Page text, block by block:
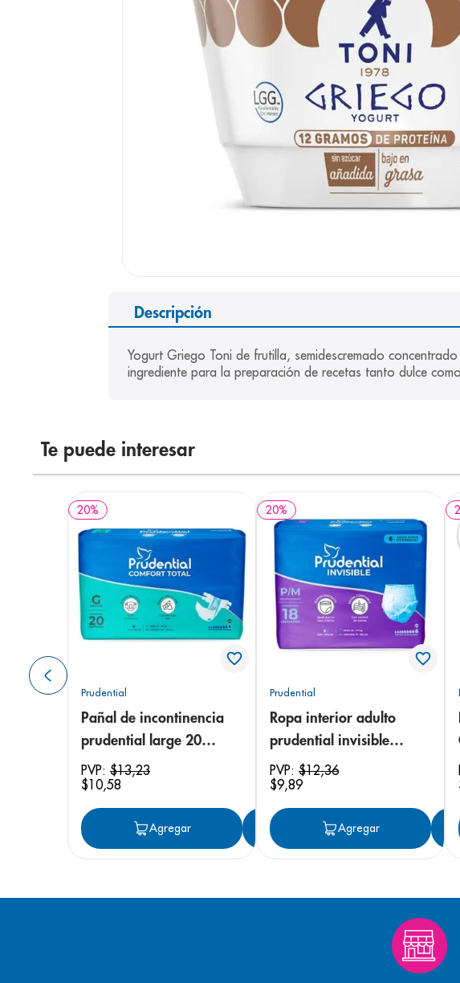
Descripción
Yogurt Griego Toni de frutilla, semidescremado
ingrediente para la preparación de recetas tanto dulce
Te puede interesar
20%
Prudential
Pañal de incontinencia
prudential large 20
unidades
PVP: $13,23
$10,58
Agregar Agregar
20%
Prudential
Ropa interior adulto
prudential invisible
small/medium 18
unidades
PVP:$12,36
$9,89
Agregar
9 pediasure
10